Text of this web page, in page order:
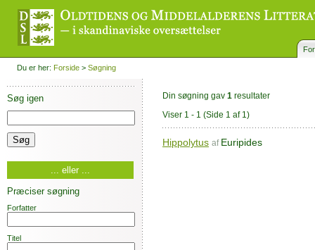
Du er her: Forside > Søgning
Søg igen
... eller ...
Præciser søgning
Forfatter
Titel
Din søgning gav 1 resultater
Viser 1 - 1 (Side 1 af 1)
Hippolytus af Euripides